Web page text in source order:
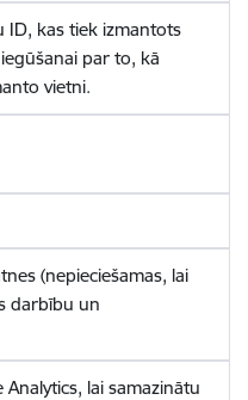
ID, kas tiek izmantots
par to, kā
vietni.
(nepieciešamas, lai
darbību un
lai samazinātu